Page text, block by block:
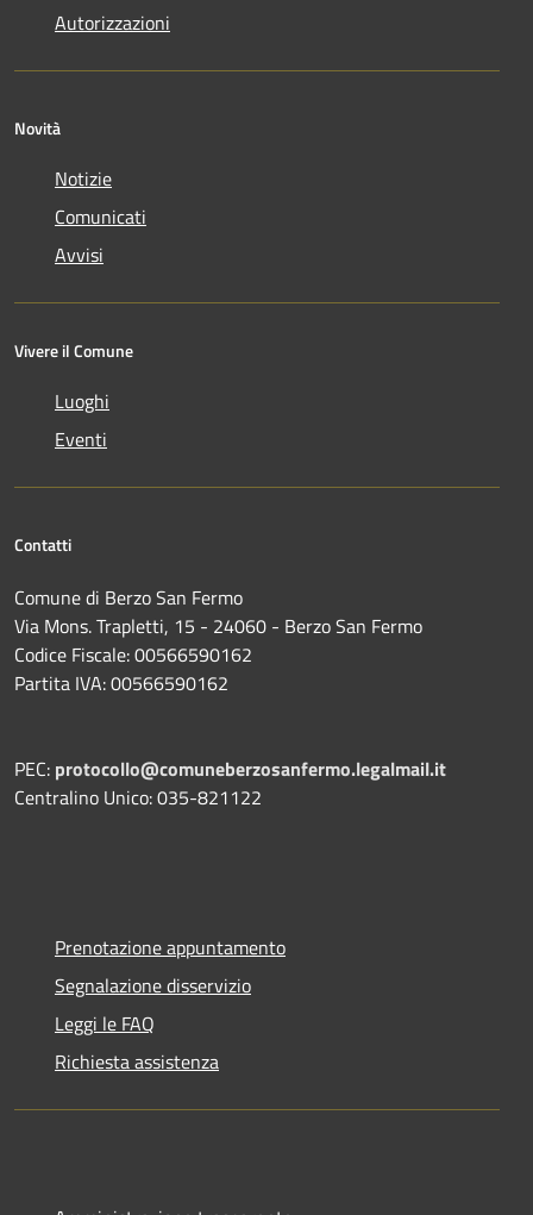
Autorizzazioni
Novità
Notizie
Comunicati
Avvisi
Vivere il Comune
Luoghi
Eventi
Contatti
Comune di Berzo San Fermo
Via Mons. Trapletti, 15 - 24060 - Berzo San Fermo
Codice Fiscale: 00566590162
Partita IVA: 00566590162
PEC: protocollo@comuneberzosanfermo.legalmail.it
Centralino Unico: 035-821122
Prenotazione appuntamento
Segnalazione disservizio
Leggi le FAQ
Richiesta assistenza